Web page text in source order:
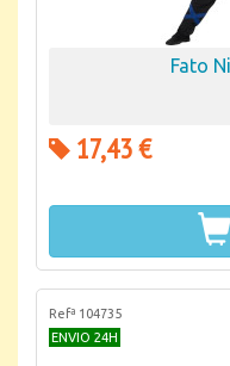
Fato
17,43 €
Refª 104735
ENVIO 24H